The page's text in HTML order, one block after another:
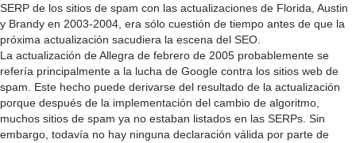
SERP de los sitios de spam con las actualizaciones de Florida, Austin
y Brandy en 2003-2004, era sólo cuestión de tiempo antes de que la
próxima actualización sacudiera la escena del SEO.
La actualización de Allegra de febrero de 2005 probablemente se
refería principalmente a la lucha de Google contra los sitios web de
spam. Este hecho puede derivarse del resultado de la actualización
porque después de la implementación del cambio de algoritmo,
muchos sitios de spam ya no estaban listados en las SERPs. Sin
embargo, todavía no hay ninguna declaración válida por parte de